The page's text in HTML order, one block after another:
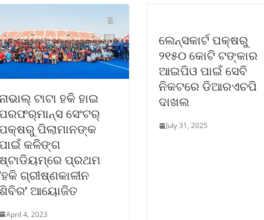
ଟାଟା ହକି ହାଇ
ସେଂଟର୍
ପିଲାମାନଙ୍କ
କଳିଙ୍ଗ
ପ୍ରଥମ
ଗ୍ରୀଷ୍ଣକାଳୀନ
ଆୟୋଜିତ
April 4, 2023
ଲେନ୍ସକାର୍ଟ ପକ୍ଷରୁ
୨୧୫୦ କୋଟି ଟଙ୍କାର
ଆଇପିଓ ପାଇଁ ସେବି
ନିକଟରେ ଡିଆରଏଚପି
ଦାଖଲ
July 31, 2025